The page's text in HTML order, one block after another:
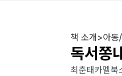
책 소개 >아동
독서쫑
최춘태카멜북